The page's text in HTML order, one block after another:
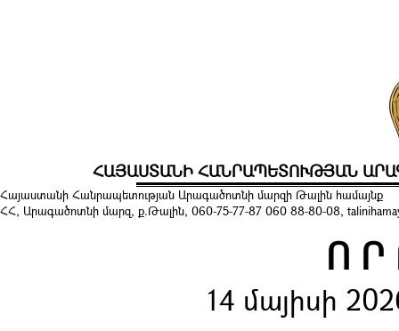
ՀԱՅԱՍՏԱՆԻ ՀԱՆՐԱՊԵՏՈՒԹՅԱՆ
Հայաստանի Հանրապետության Արագածոտնի մարզի Թալին համայնք
ՀՀ, Արագածոտնի մարզ, ք.Թալին, 060-75-77-87 060 88-80-08,
Ո Ր
14 մայիսի